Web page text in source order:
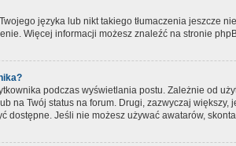
języka lub nikt takiego tłumaczenia jeszcze
Więcej informacji możesz znaleźć na stronie
podczas wyświetlania postu. Zależnie od
na Twój status na forum. Drugi, zazwyczaj
dostępne. Jeśli nie możesz używać awatarów,